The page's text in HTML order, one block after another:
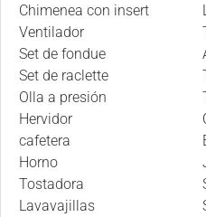
Chimenea con insert
Ventilador
Set de fondue
Set de raclette
Olla a presión
Hervidor
cafetera
Horno
Tostadora
Lavavajillas